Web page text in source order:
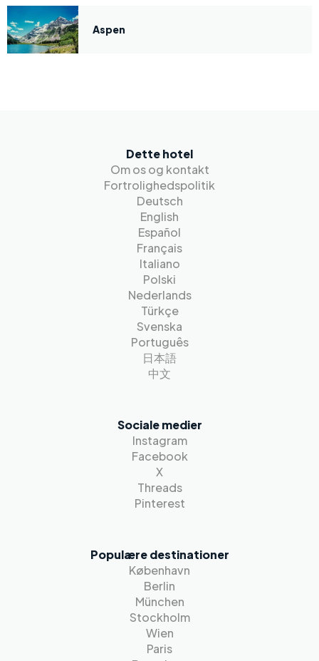
Aspen
Dette hotel
Om os og kontakt
Fortrolighedspolitik
Deutsch
English
Español
Français
Italiano
Polski
Nederlands
Türkçe
Svenska
Português
日本語
中文
Sociale medier
Instagram
Facebook
X
Threads
Pinterest
Populære destinationer
København
Berlin
München
Stockholm
Wien
Paris